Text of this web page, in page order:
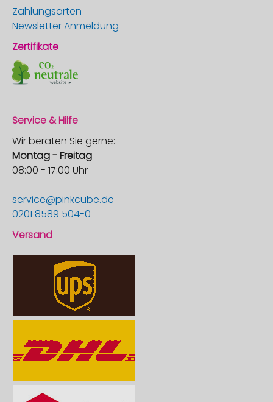
Zahlungsarten
Newsletter Anmeldung
Zertifikate
Service & Hilfe
Wir beraten Sie gerne:
Montag - Freitag
08:00 - 17:00 Uhr
service@pinkcube.de
0201 8589 504-0
Versand